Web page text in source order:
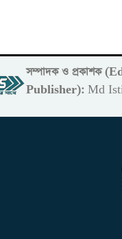
সম্পাদক ও প্রকাশক
Publisher): Md